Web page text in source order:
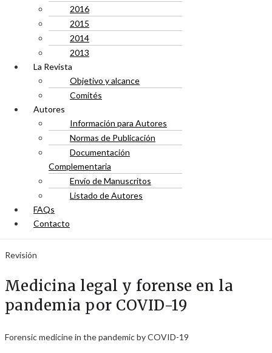
2016
2015
2014
2013
La Revista
Objetivo y alcance
Comités
Autores
Información para Autores
Normas de Publicación
Documentación
Complementaria
Envío de Manuscritos
Listado de Autores
FAQs
Contacto
Revisión
Medicina legal y forense en la
pandemia por COVID-19
Forensic medicine in the pandemic by COVID-19